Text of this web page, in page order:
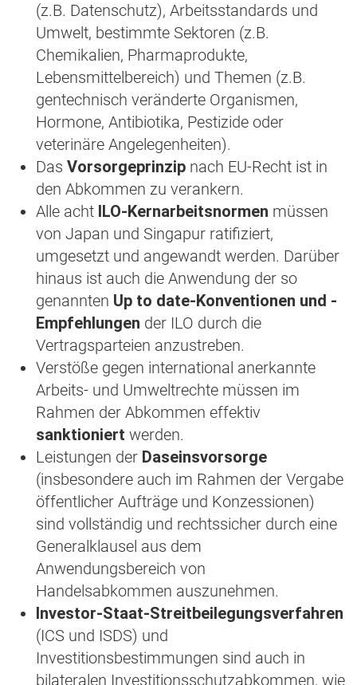
(z.B. Datenschutz), Arbeitsstandards und
Umwelt, bestimmte Sektoren (z.B.
Chemikalien, Pharmaprodukte,
Lebensmittelbereich) und Themen (z.B.
gentechnisch veränderte Organismen,
Hormone, Antibiotika, Pestizide oder
veterinäre Angelegenheiten).
Das Vorsorgeprinzip nach EU-Recht ist in
den Abkommen zu verankern.
Alle acht ILO-Kernarbeitsnormen müssen
von Japan und Singapur ratifiziert,
umgesetzt und angewandt werden. Darüber
hinaus ist auch die Anwendung der so
genannten Up to date-Konventionen und -
Empfehlungen der ILO durch die
Vertragsparteien anzustreben.
Verstöße gegen international anerkannte
Arbeits- und Umweltrechte müssen im
Rahmen der Abkommen effektiv
sanktioniert werden.
Leistungen der Daseinsvorsorge
(insbesondere auch im Rahmen der Vergabe
öffentlicher Aufträge und Konzessionen)
sind vollständig und rechtssicher durch eine
Generalklausel aus dem
Anwendungsbereich von
Handelsabkommen auszunehmen.
Investor-Staat-Streitbeilegungsverfahren
(ICS und ISDS) und
Investitionsbestimmungen sind auch in
bilateralen Investitionsschutzabkommen, wie